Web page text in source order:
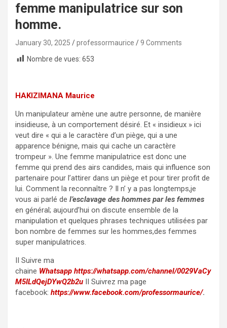
femme manipulatrice sur son
homme.
January 30, 2025 professormaurice
9 Comments
Nombre de vues: 653
HAKIZIMANA Maurice
Un manipulateur amène une autre personne, de manière
insidieuse, à un comportement désiré. Et « insidieux » ici
veut dire « qui a le caractère d’un piège, qui a une
apparence bénigne, mais qui cache un caractère
trompeur ». Une femme manipulatrice est donc une
femme qui prend des airs candides, mais qui influence son
partenaire pour l’attirer dans un piège et pour tirer profit de
lui. Comment la reconnaître ? Il n’ y a pas longtemps,je
vous ai parlé de l’esclavage des hommes par les femmes
en général; aujourd’hui on discute ensemble de la
manipulation et quelques phrases techniques utilisées par
bon nombre de femmes sur les hommes,des femmes
super manipulatrices.
II Suivre ma
chaine Whatsapp https://whatsapp.com/channel/0029VaCy
M5ILdQejDYwQ2b2u II Suivrez ma page
facebook: https://www.facebook.com/professormaurice/.